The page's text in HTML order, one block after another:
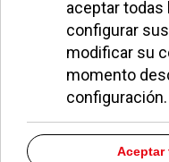
ÁNGELES PEREA FÚTBOL
Varios jugadores
d´Estiu en Terrasa
H1N1.El equipo de
campus.